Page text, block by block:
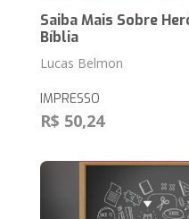
Saiba Mais Sobre
Bíblia
Lucas Belmon
IMPRESSO
R$ 50,24